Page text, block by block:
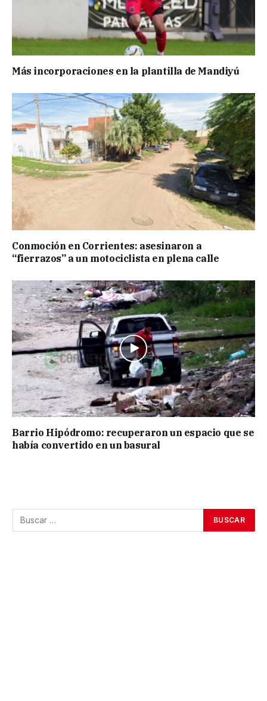
Más incorporaciones en la plantilla de Mandiyú
Conmoción en Corrientes: asesinaron a
“fierrazos” a un motociclista en plena calle
Barrio Hipódromo: recuperaron un espacio que se
había convertido en un basural